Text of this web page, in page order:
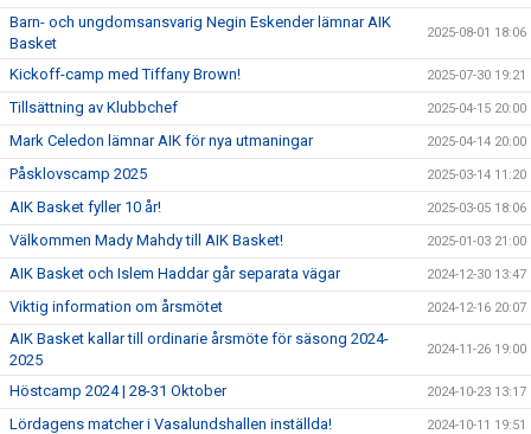
Barn- och ungdomsansvarig Negin Eskender lämnar AIK
Basket
2025-08-01 18:06
Kickoff-camp med Tiffany Brown! 2025-07-30 19:21
Tillsättning av Klubbchef 2025-04-15 20:00
Mark Celedon lämnar AIK för nya utmaningar 2025-04-14 20:00
Påsklovscamp 2025 2025-03-14 11:20
AIK Basket fyller 10 år! 2025-03-05 18:06
Välkommen Mady Mahdy till AIK Basket! 2025-01-03 21:00
AIK Basket och Islem Haddar går separata vägar 2024-12-30 13:47
Viktig information om årsmötet 2024-12-16 20:07
AIK Basket kallar till ordinarie årsmöte för säsong 2024-
2025
2024-11-26 19:00
Höstcamp 2024 | 28-31 Oktober 2024-10-23 13:17
Lördagens matcher i Vasalundshallen inställda! 2024-10-11 19:51